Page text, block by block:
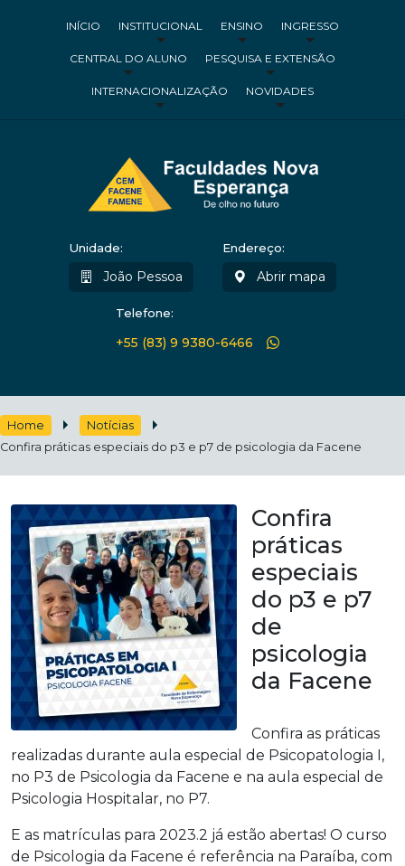
INÍCIO INSTITUCIONAL ENSINO INGRESSO
CENTRAL DO ALUNO PESQUISA E EXTENSÃO
INTERNACIONALIZAÇÃO NOVIDADES
Unidade:
João Pessoa
Endereço:
Abrir mapa
Telefone:
+55 (83) 9 9380-6466
Home
Notícias
Confira práticas especiais do p3 e p7 de psicologia da Facene
Confira
práticas
especiais
do p3 e p7
de
psicologia
da Facene
Confira as práticas
realizadas durante aula especial de Psicopatologia I,
no P3 de Psicologia da Facene e na aula especial de
Psicologia Hospitalar, no P7.
E as matrículas para 2023.2 já estão abertas! O curso
de Psicologia da Facene é referência na Paraíba, com